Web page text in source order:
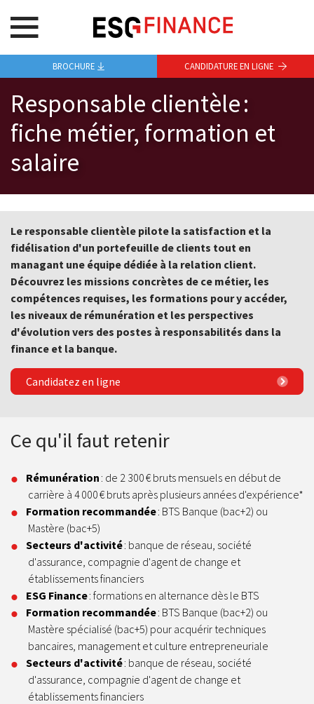
Responsable clientèle :
fiche métier, formation et
salaire
Le responsable clientèle pilote la satisfaction et la
fidélisation d'un portefeuille de clients tout en
managant une équipe dédiée à la relation client.
Découvrez les missions concrètes de ce métier, les
compétences requises, les formations pour y accéder,
les niveaux de rémunération et les perspectives
d'évolution vers des postes à responsabilités dans la
finance et la banque.
Candidatez en ligne
Ce qu'il faut retenir
Rémunération : de 2 300 € bruts mensuels en début de
carrière à 4 000 € bruts après plusieurs années d'expérience*
Formation recommandée: BTS Banque (bac+2) ou
Mastère (bac+5)
Secteurs d'activité: banque de réseau, société
d'assurance, compagnie d'agent de change et
établissements financiers
ESG Finance: formations en alternance dès le BTS
Formation recommandée: BTS Banque (bac+2) ou
Mastère spécialisé (bac+5) pour acquérir techniques
bancaires, management et culture entrepreneuriale
Secteurs d'activité: banque de réseau, société
d'assurance, compagnie d'agent de change et
établissements financiers
BROCHURE CANDIDATURE EN LIGNE